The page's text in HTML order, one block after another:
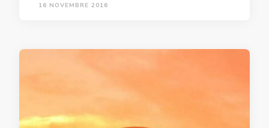
16 NOVEMBRE 2016